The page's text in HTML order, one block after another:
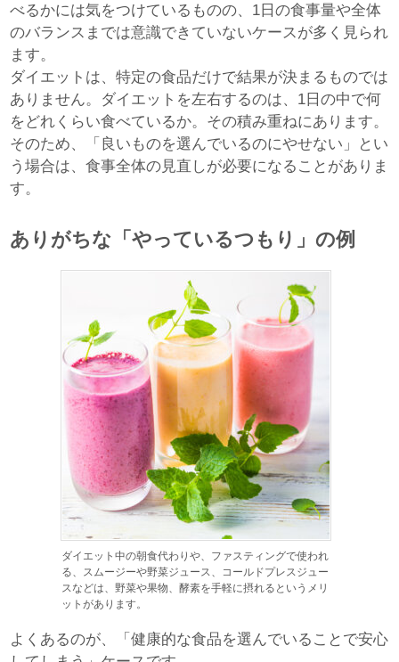
べるかには気をつけているものの、1日の食事量や全体
のバランスまでは意識できていないケースが多く見られ
ます。
ダイエットは、特定の食品だけで結果が決まるものでは
ありません。ダイエットを左右するのは、1日の中で何
をどれくらい食べているか。その積み重ねにあります。
そのため、「良いものを選んでいるのにやせない」とい
う場合は、食事全体の見直しが必要になることがありま
す。
ありがちな「やっているつもり」の例
ダイエット中の朝食代わりや、ファスティングで使われ
る、スムージーや野菜ジュース、コールドプレスジュー
スなどは、野菜や果物、酵素を手軽に摂れるというメリ
ットがあります。
よくあるのが、「健康的な食品を選んでいることで安心